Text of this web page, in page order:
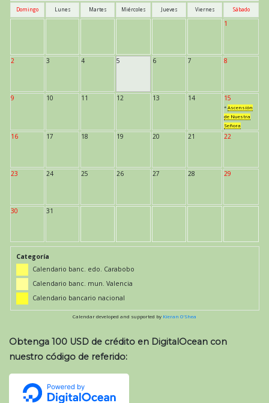
Domingo Lunes Martes Miércoles Jueves Viernes Sábado
1
2 3 4 5 6 7 8
9 10 11 12 13 14 15
* Ascensión
de Nuestra
Señora
16 17 18 19 20 21 22
23 24 25 26 27 28 29
30 31
Categoría
Calendario banc. edo. Carabobo
Calendario banc. mun. Valencia
Calendario bancario nacional
Calendar developed and supported by Kieran O'Shea
Obtenga 100 USD de crédito en DigitalOcean con
nuestro código de referido: